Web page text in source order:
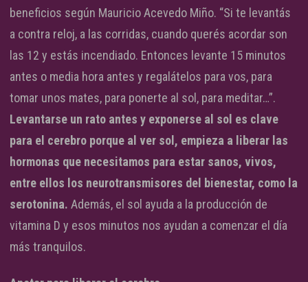
beneficios según Mauricio Acevedo Miño. “Si te levantás
a contra reloj, a las corridas, cuando querés acordar son
las 12 y estás incendiado. Entonces levante 15 minutos
antes o media hora antes y regalátelos para vos, para
tomar unos mates, para ponerte al sol, para meditar…”.
Levantarse un rato antes y exponerse al sol es clave
para el cerebro porque al ver sol, empieza a liberar las
hormonas que necesitamos para estar sanos, vivos,
entre ellos los neurotransmisores del bienestar, como la
serotonina. Además, el sol ayuda a la producción de
vitamina D y esos minutos nos ayudan a comenzar el día
más tranquilos.